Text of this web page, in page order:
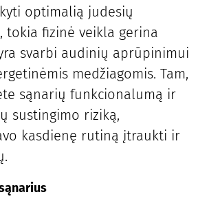
optimalią judesių
tokia fizinė veikla gerina
svarbi audinių aprūpinimui
medžiagomis. Tam,
sąnarių funkcionalumą ir
sustingimo riziką,
kasdienę rutiną įtraukti ir